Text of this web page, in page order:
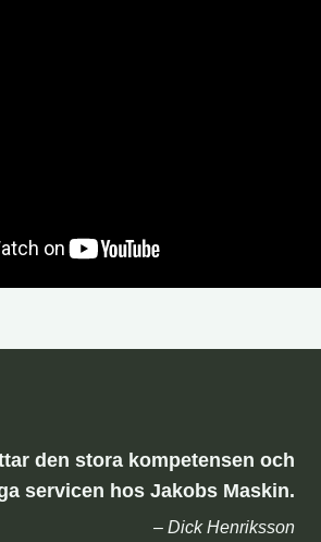
den stora kompetensen och
servicen hos Jakobs Maskin.
– Dick Henriksson